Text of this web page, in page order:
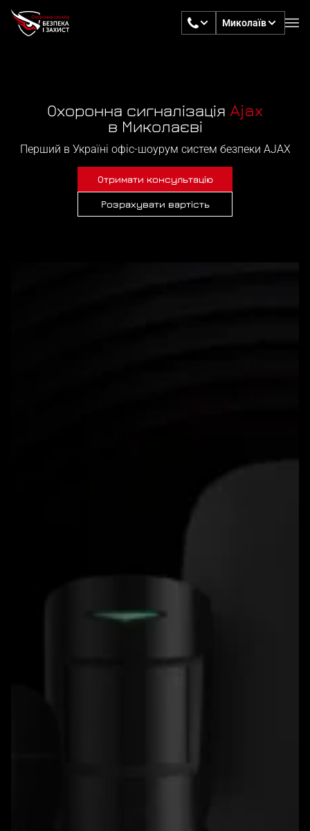
Миколаїв
Охоронна сигналізація Ajax
в Миколаєві
Перший в Україні офіс-шоурум систем безпеки AJAX
Отримати консультацію
Розрахувати вартість